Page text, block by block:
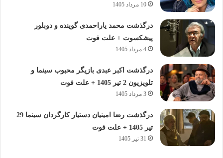
10 مرداد 1405
درگذشت محمد یاراحمدی گوینده و دوبلور
پیشکسوت + علت فوت
4 مرداد 1405
درگذشت اکبر عبدی بازیگر محبوب سینما و
تلویزیون 2 تیر 1405 + علت فوت
3 مرداد 1405
درگذشت رضا امینیان دستیار کارگردان سینما 29
تیر 1405 + علت فوت
31 تیر 1405